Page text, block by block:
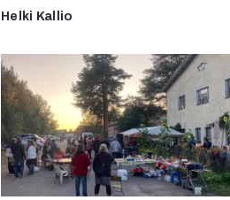
Helki Kallio